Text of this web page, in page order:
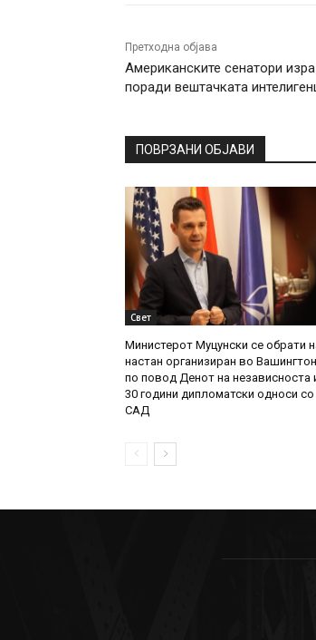
Претходна објава
Американските сенатори
поради вештачката
ПОВРЗАНИ ОБЈАВИ
Свет
Министерот Муцунски се обрати
настан организиран во Вашингтон
по повод Денот на независноста
30 години дипломатски односи со
САД